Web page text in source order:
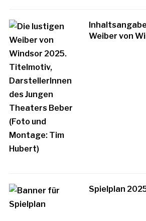
Weiber von
Spielplan